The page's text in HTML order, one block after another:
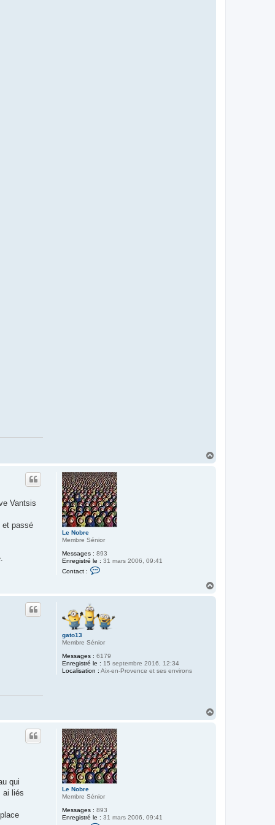
Le Nobre
Membre Sénior
Messages : 893
Enregistré le : 31 mars 2006, 09:41
Contact :
a
e
r
e
o
b
r
Vantsis
et passé
gato13
Membre Sénior
Messages : 6179
Enregistré le : 15 septembre 2016, 12:34
Localisation : Aix-en-Provence et ses environs
Le Nobre
Membre Sénior
Messages : 893
Enregistré le : 31 mars 2006, 09:41
qui
ai liés